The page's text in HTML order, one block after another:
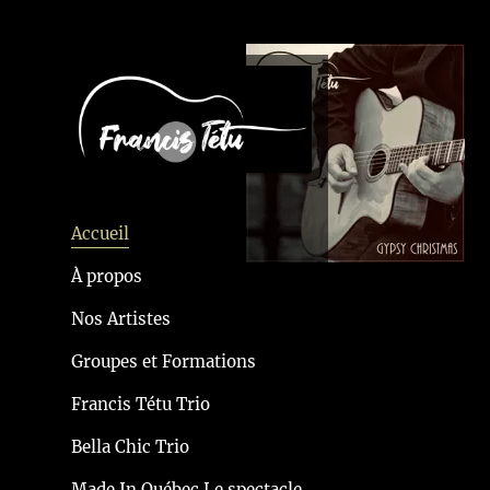
Accueil
À propos
Nos Artistes
Groupes et Formations
Francis Tétu Trio
Bella Chic Trio